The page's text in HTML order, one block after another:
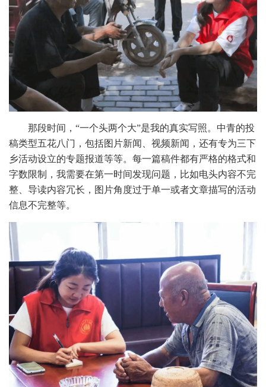
那段时间， “一个头两个大”是我的真实写照。中青的投
稿类型五花八门，包括图片新闻、视频新闻，还有专为三下
乡活动设立的专题报道等等。每一篇稿件都有严格的格式和
字数限制，我需要在第一时间发现问题，比如电头内容不完
整、导读内容冗长，图片角度过于单一或者文章描写的活动
信息不完整等。